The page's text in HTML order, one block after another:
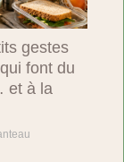
gestes
font du
et à la